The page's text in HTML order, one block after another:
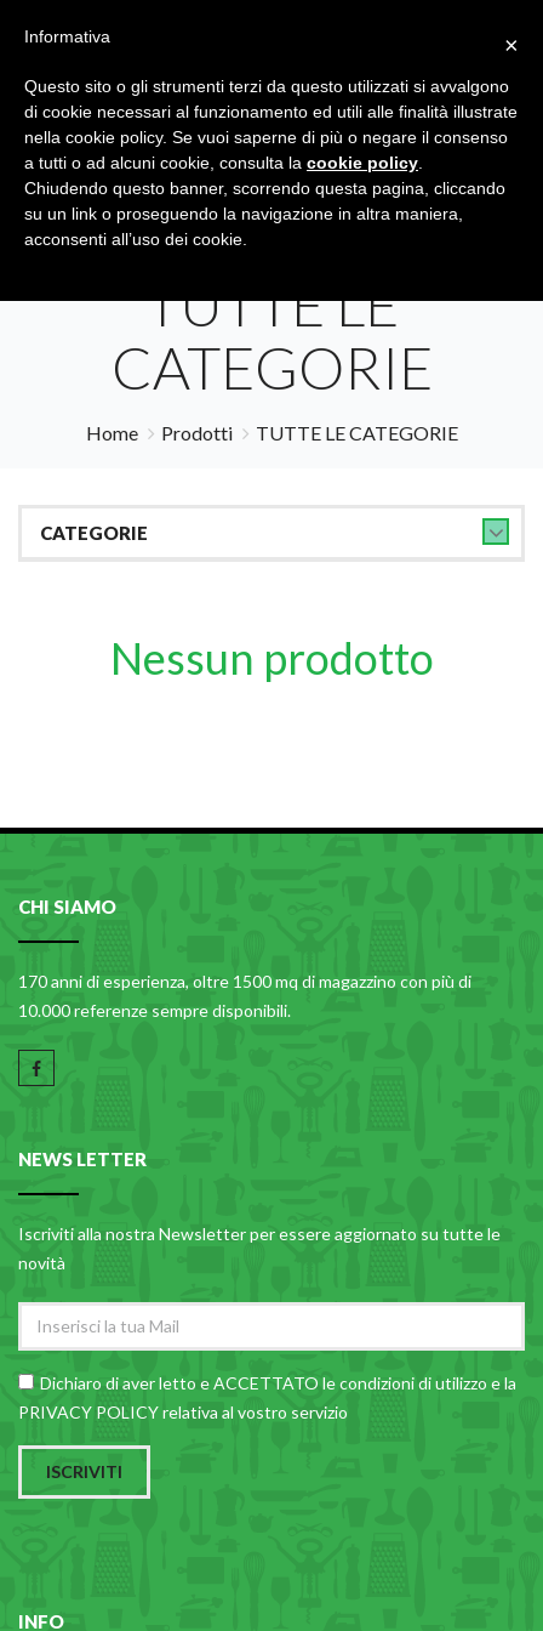
Tutte le categorie Cerca
TUTTE LE
CATEGORIE
Home Prodotti TUTTE LE CATEGORIE
CATEGORIE
ACCESSORI TAVOLA
BILANCE
BRANDANI
CAFFETTERIA E RICAMBI
CALICI E BICCHIERI
CAMPEGGIO E GIARDINO
CARRELLI
FIORI ARTIFICIALI
IL COCCIO
LEGNO
OGGETTISTICA
PASTICCERIA
PICCOLI ELETTRODOMESTICI
Nessun prodotto
CHI SIAMO
170 anni di esperienza, oltre 1500 mq di magazzino con più di
10.000 referenze sempre disponibili.
NEWS LETTER
Iscriviti alla nostra Newsletter per essere aggiornato su tutte le
novità
Dichiaro di aver letto e ACCETTATO lecondizioni di utilizzo e la
PRIVACY POLICY relativa al vostro servizio
ISCRIVITI
INFO
×
Informativa
Questo sito o gli strumenti terzi da questo utilizzati si avvalgono
di cookie necessari al funzionamento ed utili alle finalità illustrate
nella cookie policy. Se vuoi saperne di più o negare il consenso
a tutti o ad alcuni cookie, consulta la cookie policy
Chiudendo questo banner, scorrendo questa pagina, cliccando
su un link o proseguendo la navigazione in altra maniera,
acconsenti all’uso dei cookie.